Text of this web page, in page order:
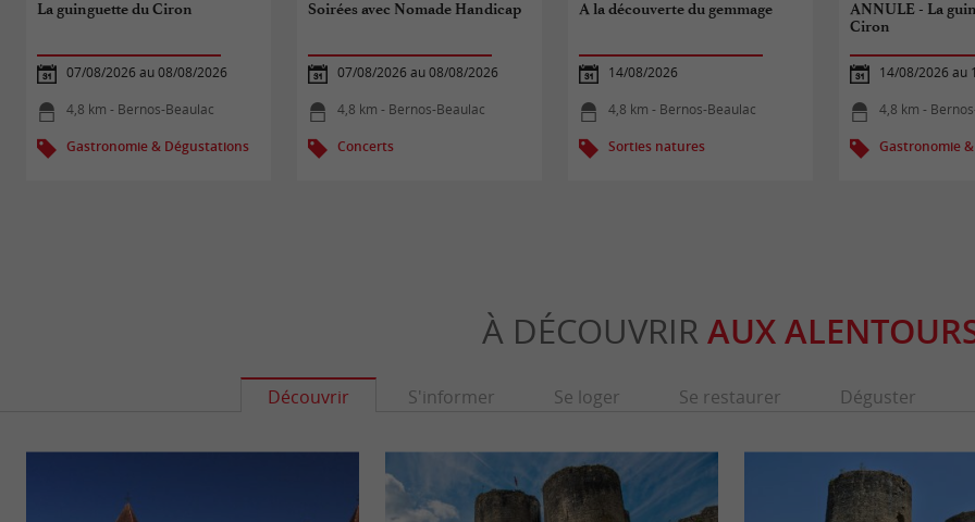
La guinguette du Ciron
07/08/2026 au 08/08/2026
4,8 km - Bernos-Beaulac
Gastronomie & Dégustations
Soirées avec Nomade Handicap
07/08/2026 au 08/08/2026
4,8 km - Bernos-Beaulac
Concerts
A la découverte du gemmage
14/08/2026
4,8 km - Bernos-Beaulac
Sorties natures
ANNULE - La
Ciron
14/08/2026 au
4,8 km -
Gastronomie
À DÉCOUVRIR AUX
Découvrir S'informer Se loger Se restaurer Déguster